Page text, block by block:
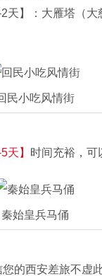
2天】：大雁塔（
民小吃风情街
天】 时间充裕，
秦始皇兵马俑
的西安差旅不虚